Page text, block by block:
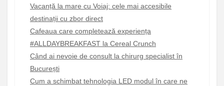
Vacanță la mare cu Voiaj: cele mai accesibile
destinații cu zbor direct
Cafeaua care completează experiența
#ALLDAYBREAKFAST la Cereal Crunch
Când ai nevoie de consult la chirurg specialist în
București
Cum a schimbat tehnologia LED modul în care ne